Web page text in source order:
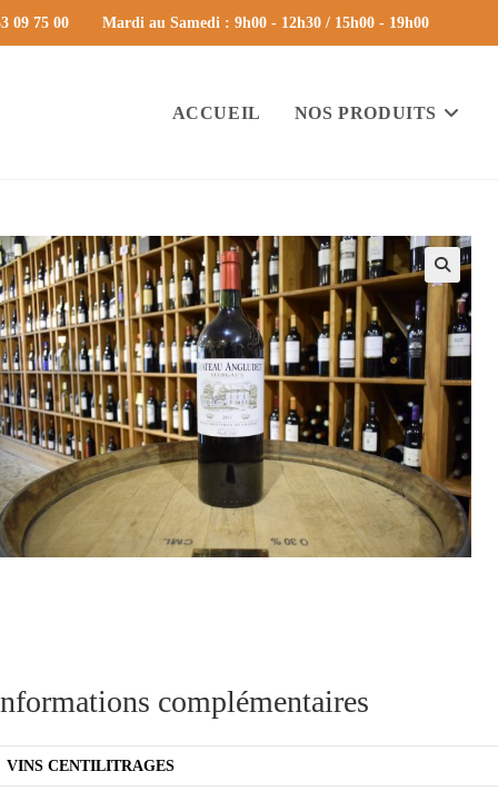
09 75 00 Mardi au Samedi : 9h00 - 12h30 / 15h00 - 19h00
ACCUEIL NOS PRODUITS
complémentaires
VINS CENTILITRAGES